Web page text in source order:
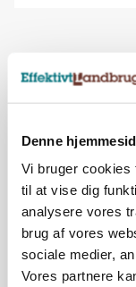
Denne
Vi bruger cookies
til at vise dig
analysere vores
brug af vores
sociale medier,
Vores partnere
Folketinget
kan den